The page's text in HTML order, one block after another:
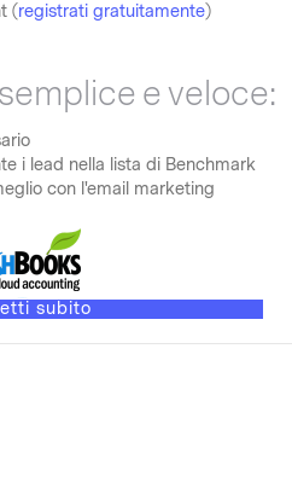
(registrati gratuitamente)
e veloce:
i lead nella lista di Benchmark
con l'email marketing
subito